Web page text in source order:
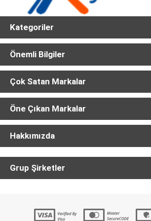
Kategoriler
Önemli Bilgiler
Çok Satan Markalar
Öne Çıkan Markalar
Hakkımızda
Grup Şirketler